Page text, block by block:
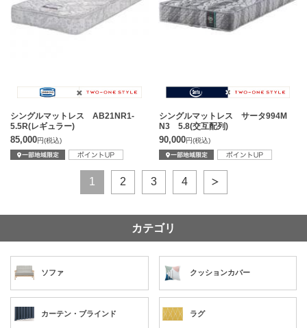
シングルマットレス AB21NR1-
5.5R(レギュラー)
85,000円(税込)
シングルマットレス サータ994M
N3 5.8(交互配列)
90,000円(税込)
1 2 3 4
カテゴリ
ソファ クッションカバー
カーテン・ブラインド ラグ